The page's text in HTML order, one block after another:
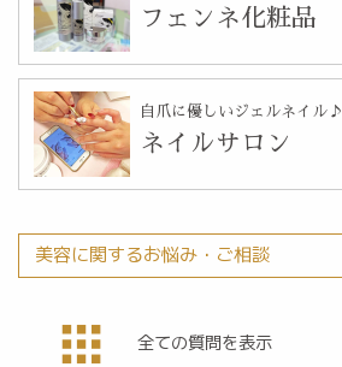
美容に関するお悩み・ご相談
全ての質問を表示
フェンネ化粧品
自爪に優しいジェルネイル♪
ネイルサロン